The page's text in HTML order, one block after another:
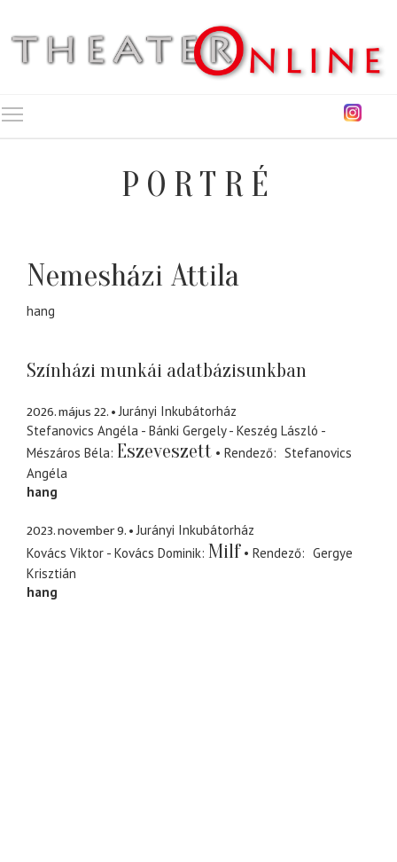
PORTRÉ
Nemesházi Attila
hang
Színházi munkái adatbázisunkban
2026. május 22.
Jurányi Inkubátorház
Stefanovics Angéla - Bánki Gergely - Keszég László -
Mészáros Béla Eszeveszett Rendező
Stefanovics
Angéla
hang
2023. november 9.
Jurányi Inkubátorház
Kovács Viktor - Kovács Dominik Milf Rendező
Gergye
Krisztián
hang